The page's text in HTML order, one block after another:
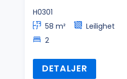
H0301
58 m²
Leilighet
2
DETALJER